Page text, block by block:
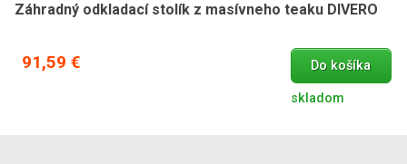
Záhradný odkladací stolík z masívneho teaku DIVERO
91,59 € Do košíka
skladom